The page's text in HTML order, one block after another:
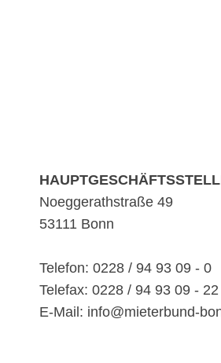
Noeggerathstraße 49
53111 Bonn
Telefon: 0228 / 94 93 09 - 0
Telefax: 0228 / 94 93 09 - 22
E-Mail: info@mieterbund-